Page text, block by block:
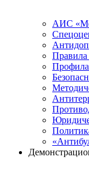
АИС
Правила